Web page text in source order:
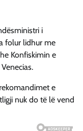
i
folur lidhur me
Konfiskimin e
e
nuk do të lë vend